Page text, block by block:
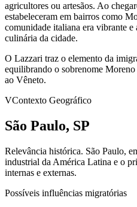
agricultores ou artesãos. Ao
estabeleceram em bairros como
comunidade italiana era vibrante
culinária da cidade.
O Lazzari traz o elemento da
equilibrando o sobrenome
ao Vêneto.
VContexto Geográfico
São Paulo, SP
Relevância histórica. São Paulo,
industrial da América Latina e o
internas e externas.
Possíveis influências migratórias